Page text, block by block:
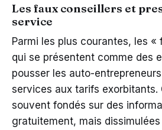
Les faux conseillers et
service
Parmi les plus courantes, les «
qui se présentent comme des
pousser les auto-
services aux tarifs exorbitants.
souvent fondés sur des
gratuitement, mais